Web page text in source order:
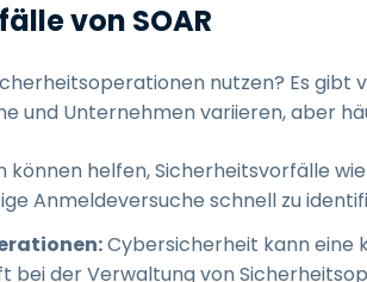
von SOAR
nutzen? Es gibt
und Unternehmen variieren, aber
können helfen, Sicherheitsvorfälle
Anmeldeversuche schnell zu
Cybersicherheit kann eine
bei der Verwaltung von